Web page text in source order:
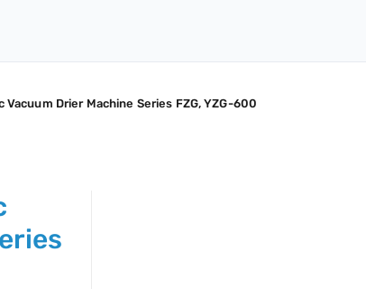
Drier Machine Series FZG, YZG-600